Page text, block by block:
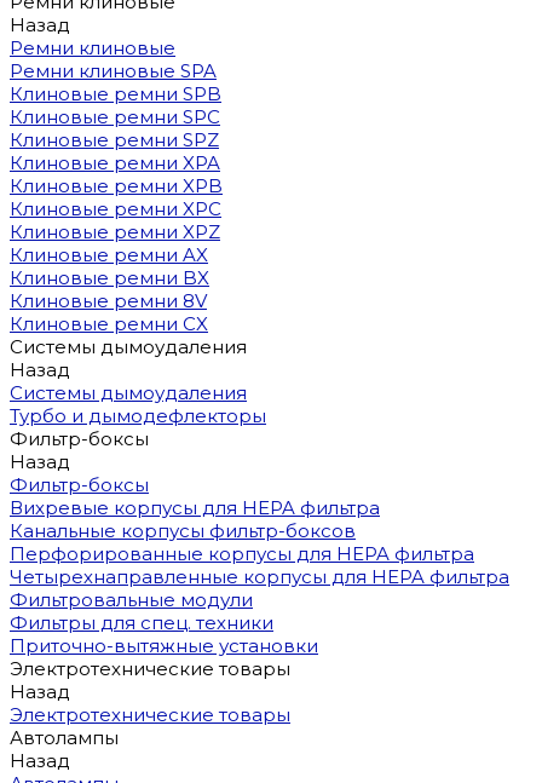
Назад
Ремни клиновые
Ремни клиновые SPA
Клиновые ремни SPB
Клиновые ремни SPC
Клиновые ремни SPZ
Клиновые ремни XPA
Клиновые ремни XPB
Клиновые ремни XPC
Клиновые ремни XPZ
Клиновые ремни AX
Клиновые ремни BX
Клиновые ремни 8V
Клиновые ремни CX
Системы дымоудаления
Назад
Системы дымоудаления
Турбо и дымодефлекторы
Фильтр-боксы
Назад
Фильтр-боксы
Вихревые корпусы для HEPA фильтра
Канальные корпусы фильтр-боксов
Перфорированные корпусы для HEPA фильтра
Четырехнаправленные корпусы для HEPA фильтра
Фильтровальные модули
Фильтры для спец. техники
Приточно-вытяжные установки
Электротехнические товары
Назад
Электротехнические товары
Автолампы
Назад